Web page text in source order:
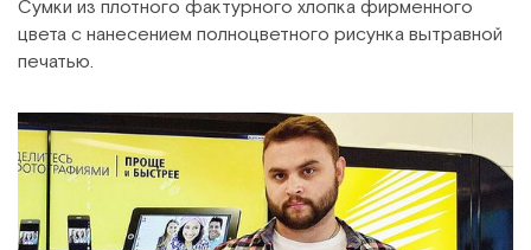
Сумки из плотного фактурного хлопка фирменного
цвета с нанесением полноцветного рисунка вытравной
печатью.